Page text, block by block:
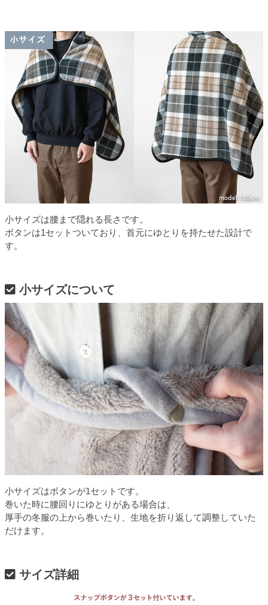
小サイズは腰まで隠れる長さです。
ボタンは1セットついており、首元にゆとりを持たせた設計で
す。
小サイズについて
小サイズはボタンが1セットです。
巻いた時に腰回りにゆとりがある場合は、
厚手の冬服の上から巻いたり、生地を折り返して調整していた
だけます。
サイズ詳細